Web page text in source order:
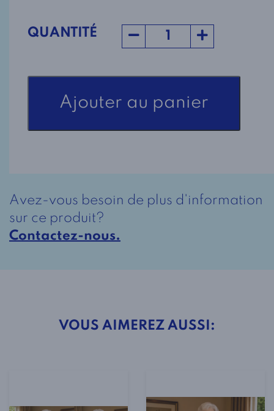
QUANTITÉ
Style
2-
6189
Ajouter au panier
Avez-vous besoin de plus d'information
sur ce produit?
Contactez-nous.
VOUS AIMEREZ AUSSI: